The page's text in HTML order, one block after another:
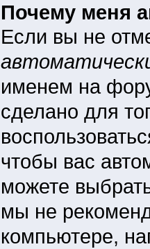
Почему меня
Если вы не
именем на
сделано для
чтобы вас
можете
мы не
компьютере,